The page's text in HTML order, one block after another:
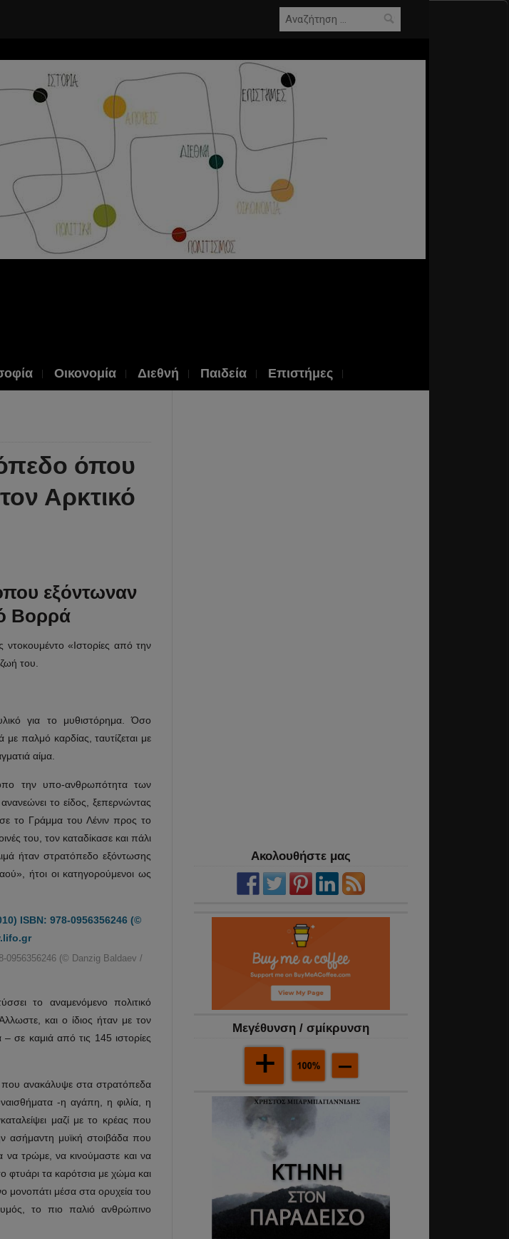
Αναζήτηση
για:
Οικονομία Διεθνή Παιδεία Επιστήμες
όπου
Αρκτικό
εξόντωναν
Βορρά
ντοκουμέντο «Ιστορίες από την
του.
για το μυθιστόρημα. Όσο
με παλμό καρδίας, ταυτίζεται με
αίμα.
την υπο-ανθρωπότητα των
το είδος, ξεπερνώντας
το Γράμμα του Λένιν προς το
του, τον καταδίκασε και πάλι
ήταν στρατόπεδο εξόντωσης
ήτοι οι κατηγορούμενοι ως
0956356246 (© Danzig Baldaev /
το αναμενόμενο πολιτικό
και ο ίδιος ήταν με τον
σε καμιά από τις 145 ιστορίες
που ανακάλυψε στα στρατόπεδα
-η αγάπη, η φιλία, η
μαζί με το κρέας που
ασήμαντη μυϊκή στοιβάδα που
τρώμε, να κινούμαστε και να
φτυάρι τα καρότσια με χώμα και
μονοπάτι μέσα στα ορυχεία του
το πιο παλιό ανθρώπινο
Ακολουθήστε μας
Mεγέθυνση / σμίκρυνση